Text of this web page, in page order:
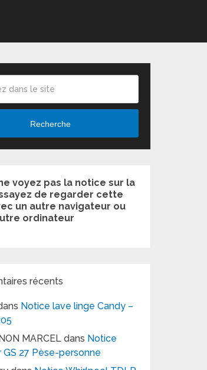
Recherche
voyez pas la notice sur la
de regarder cette
un autre navigateur ou
ordinateur
récents
Notice lave linge Candy –
MARCEL dans Notice
GS 27 Pèse-personne